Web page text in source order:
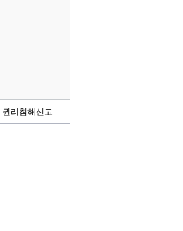
권리침해신고